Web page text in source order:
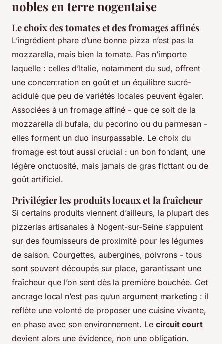
nobles en terre nogentaise
Le choix des tomates et des fromages affinés
L’ingrédient phare d’une bonne pizza n’est pas la
mozzarella, mais bien la tomate. Pas n’importe
laquelle : celles d’Italie, notamment du sud, offrent
une concentration en goût et un équilibre sucré-
acidulé que peu de variétés locales peuvent égaler.
Associées à un fromage affiné - que ce soit de la
mozzarella di bufala, du pecorino ou du parmesan -
elles forment un duo insurpassable. Le choix du
fromage est tout aussi crucial : un bon fondant, une
légère onctuosité, mais jamais de gras flottant ou de
goût artificiel.
Privilégier les produits locaux et la fraîcheur
Si certains produits viennent d’ailleurs, la plupart des
pizzerias artisanales à Nogent-sur-Seine s’appuient
sur des fournisseurs de proximité pour les légumes
de saison. Courgettes, aubergines, poivrons - tous
sont souvent découpés sur place, garantissant une
fraîcheur que l’on sent dès la première bouchée. Cet
ancrage local n’est pas qu’un argument marketing : il
reflète une volonté de proposer une cuisine vivante,
en phase avec son environnement. Le circuit court
devient alors une évidence, non une obligation.